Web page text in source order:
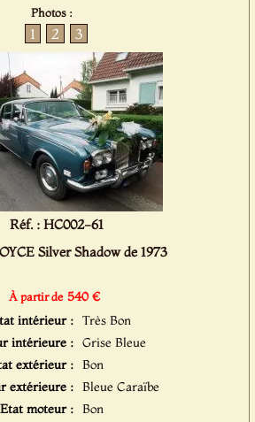
Photos :
1 2 3
Réf. : HC002-61
Silver Shadow de 1973
À partir de 540 €
intérieur : Très Bon
intérieure : Grise Bleue
extérieur : Bon
extérieure : Bleue Caraïbe
Etat moteur : Bon